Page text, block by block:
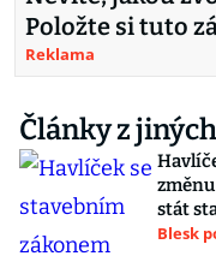
Položte si tuto
Reklama
Články z
stát
Blesk